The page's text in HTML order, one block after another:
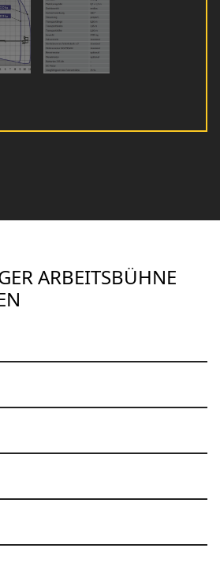
ARBEITSBÜHNE